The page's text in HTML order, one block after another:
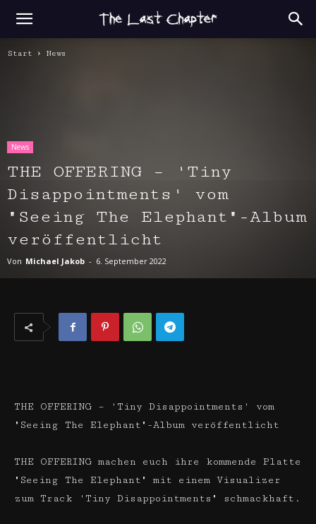
Start News
News
THE OFFERING – 'Tiny
Disappointments' vom
"Seeing The Elephant"-Album
veröffentlicht
Von Michael Jakob - 6. September 2022
THE OFFERING – 'Tiny Disappointments' vom
"Seeing The Elephant"-Album veröffentlicht
THE OFFERING machen euch ihre kommende Platte
"Seeing The Elephant" mit einem Visualizer
zum Track 'Tiny Disappointments" schmackhaft.